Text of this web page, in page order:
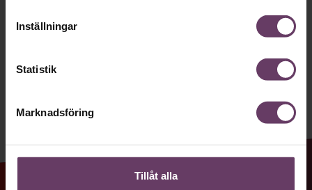
Inställningar
Statistik
Marknadsföring
Tillåt alla
prenumerera idag! Det är helt kostnadsfritt.